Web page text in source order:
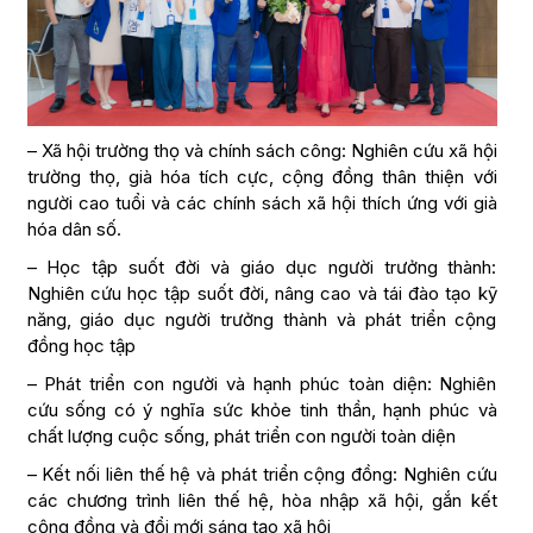
– Xã hội trường thọ và chính sách công: Nghiên cứu xã hội
trường thọ, già hóa tích cực, cộng đồng thân thiện với
người cao tuổi và các chính sách xã hội thích ứng với già
hóa dân số.
– Học tập suốt đời và giáo dục người trưởng thành:
Nghiên cứu học tập suốt đời, nâng cao và tái đào tạo kỹ
năng, giáo dục người trưởng thành và phát triển cộng
đồng học tập
– Phát triển con người và hạnh phúc toàn diện: Nghiên
cứu sống có ý nghĩa sức khỏe tinh thần, hạnh phúc và
chất lượng cuộc sống, phát triển con người toàn diện
– Kết nối liên thế hệ và phát triển cộng đồng: Nghiên cứu
các chương trình liên thế hệ, hòa nhập xã hội, gắn kết
cộng đồng và đổi mới sáng tạo xã hội